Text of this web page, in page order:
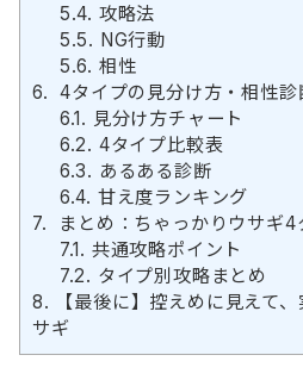
5.4. 攻略法
5.5. NG行動
5.6. 相性
6. 4タイプの見分け方・相性診
6.1. 見分け方チャート
6.2. 4タイプ比較表
6.3. あるある診断
6.4. 甘え度ランキング
7. まとめ：ちゃっかりウサギ4
7.1. 共通攻略ポイント
7.2. タイプ別攻略まとめ
8. 【最後に】控えめに見えて
サギ